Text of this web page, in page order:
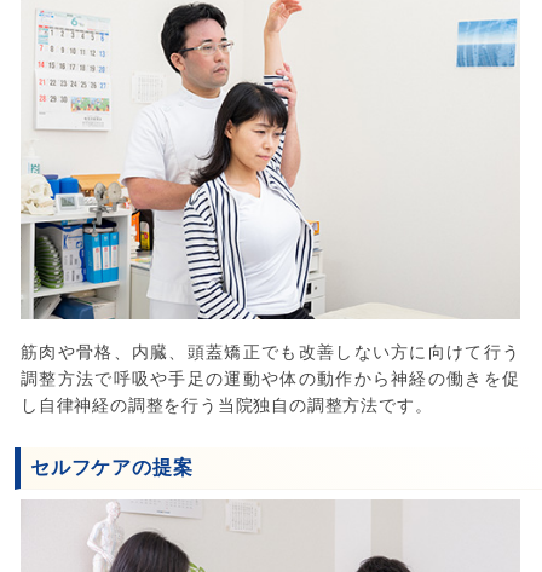
筋肉や骨格、内臓、頭蓋矯正でも改善しない方に向けて行う
調整方法で呼吸や手足の運動や体の動作から神経の働きを促
し自律神経の調整を行う当院独自の調整方法です。
セルフケアの提案